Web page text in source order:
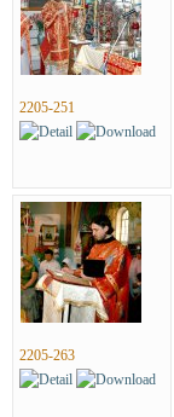
2205-251
2205-263